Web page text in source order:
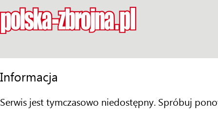
Informacja
Serwis jest tymczasowo niedostępny. Spróbuj